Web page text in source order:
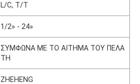
L/C, T/T
1/2» - 24»
ΣΥΜΦΩΝΑ ΜΕ ΤΟ ΑΙΤΗΜΑ ΤΟΥ ΠΕΛΑ
ΤΗ
ZHEHENG